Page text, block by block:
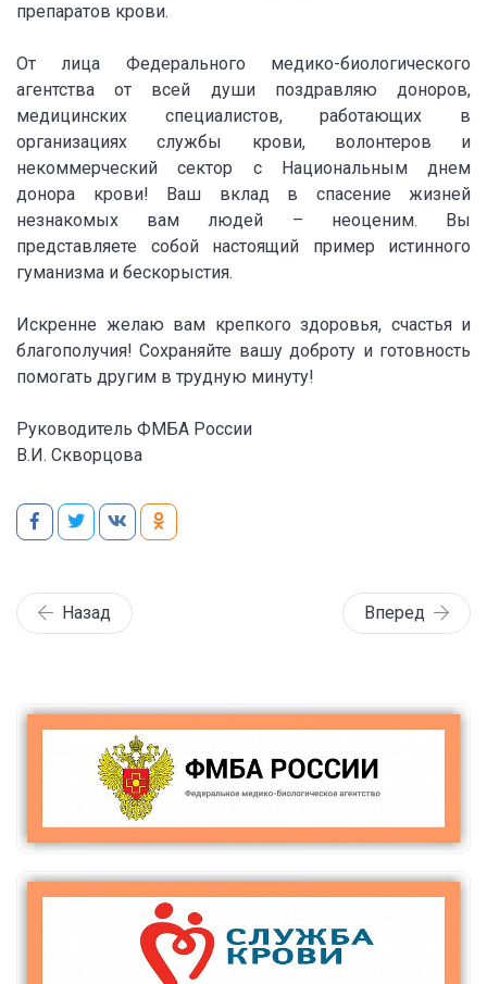
препаратов крови.
От лица Федерального медико-биологического
агентства от всей души поздравляю доноров,
медицинских специалистов, работающих в
организациях службы крови, волонтеров и
некоммерческий сектор с Национальным днем
донора крови! Ваш вклад в спасение жизней
незнакомых вам людей – неоценим. Вы
представляете собой настоящий пример истинного
гуманизма и бескорыстия.
Искренне желаю вам крепкого здоровья, счастья и
благополучия! Сохраняйте вашу доброту и готовность
помогать другим в трудную минуту!
Руководитель ФМБА России
В.И. Скворцова
Назад Вперед